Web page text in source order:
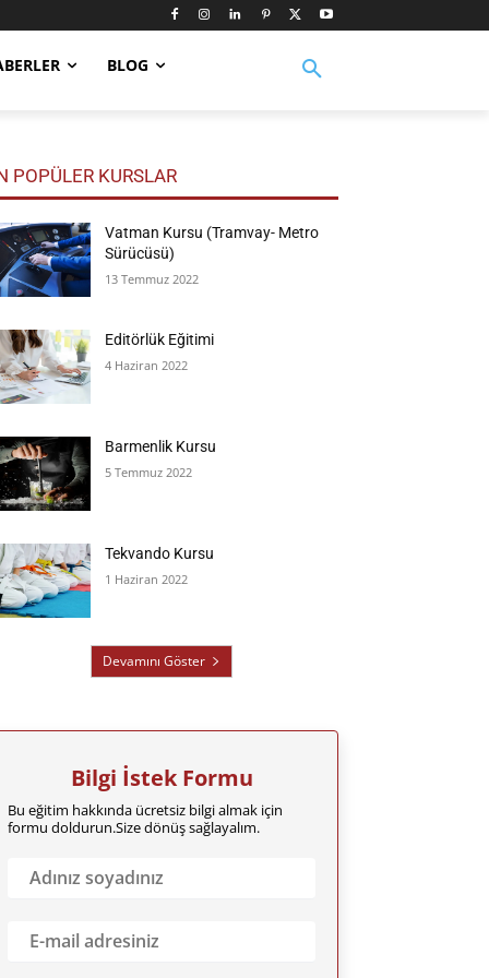
BLOG
POPÜLER KURSLAR
Vatman Kursu (Tramvay- Metro
Sürücüsü)
13 Temmuz 2022
Editörlük Eğitimi
4 Haziran 2022
Barmenlik Kursu
5 Temmuz 2022
Tekvando Kursu
1 Haziran 2022
Devamını Göster
Bilgi İstek Formu
Bu eğitim hakkında ücretsiz bilgi almak için
formu doldurun.Size dönüş sağlayalım.